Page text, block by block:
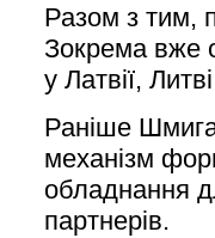
Разом з тим,
Зокрема вже
у Латвії,
Раніше
механізм
обладнання
партнерів.